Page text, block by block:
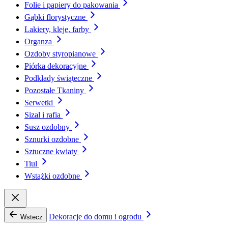
Folie i papiery do pakowania
Gąbki florystyczne
Lakiery, kleje, farby
Organza
Ozdoby styropianowe
Piórka dekoracyjne
Podkłady świąteczne
Pozostałe Tkaniny
Serwetki
Sizal i rafia
Susz ozdobny
Sznurki ozdobne
Sztuczne kwiaty
Tiul
Wstążki ozdobne
Wstecz Dekoracje do domu i ogrodu